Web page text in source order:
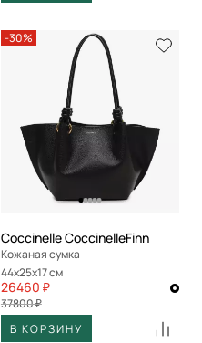
-30%
Coccinelle CoccinelleFinn
Кожаная сумка
44x25x17 см
26460 ₽
37800 ₽
В КОРЗИНУ